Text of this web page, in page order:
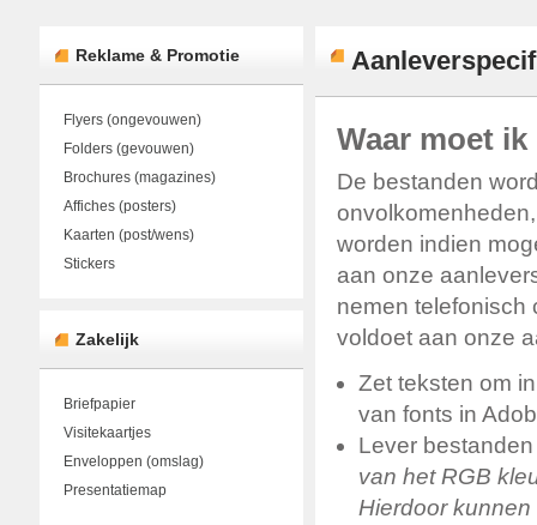
Reklame & Promotie
Flyers (ongevouwen)
Folders (gevouwen)
Brochures (magazines)
Affiches (posters)
Kaarten (post/wens)
Stickers
Zakelijk
Briefpapier
Visitekaartjes
Enveloppen (omslag)
Presentatiemap
Waar moet
De bestanden
worden indien
aan onze
nemen telefonisch
voldoet aan onze
Zet teksten om
van fonts in
Lever
van het RGB
Hierdoor